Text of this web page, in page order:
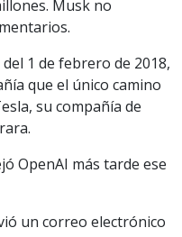
Musk no
1 de febrero de 2018,
que el único camino
su compañía de
OpenAI más tarde ese
un correo electrónico